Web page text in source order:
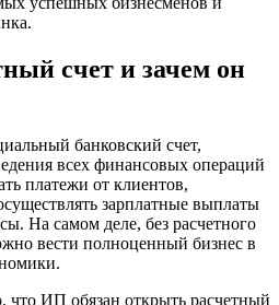
счет и зачем он
банковский счет,
всех финансовых операций
платежи от клиентов,
зарплатные выплаты
На самом деле, без расчетного
вести полноценный бизнес в
что ИП обязан открыть расчетный